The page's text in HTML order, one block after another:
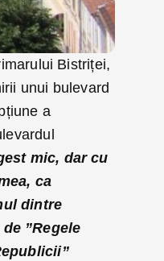
Bistriței,
unui bulevard
a
mic, dar cu
ca
dintre
”Regele